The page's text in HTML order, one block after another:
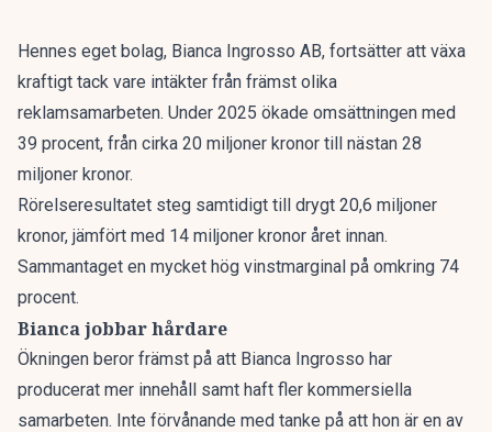
Hennes eget bolag, Bianca Ingrosso AB, fortsätter att växa
kraftigt tack vare intäkter från främst olika
reklamsamarbeten. Under 2025 ökade omsättningen med
39 procent, från cirka 20 miljoner kronor till nästan 28
miljoner kronor.
Rörelseresultatet steg samtidigt till drygt 20,6 miljoner
kronor, jämfört med 14 miljoner kronor året innan.
Sammantaget en mycket hög vinstmarginal på omkring 74
procent.
Bianca jobbar hårdare
Ökningen beror främst på att Bianca Ingrosso har
producerat mer innehåll samt haft fler kommersiella
samarbeten. Inte förvånande med tanke på att hon är en av